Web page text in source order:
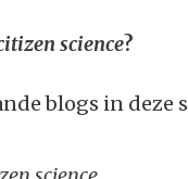
science?
blogs in deze